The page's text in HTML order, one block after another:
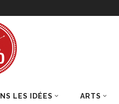
LES IDÉES ARTS